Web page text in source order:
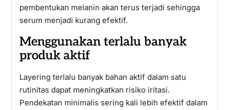
pembentukan melanin akan terus terjadi sehingga
serum menjadi kurang efektif.
Menggunakan terlalu banyak
produk aktif
Layering terlalu banyak bahan aktif dalam satu
rutinitas dapat meningkatkan risiko iritasi.
Pendekatan minimalis sering kali lebih efektif dalam